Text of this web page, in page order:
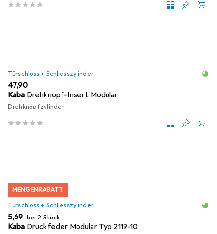
Türschloss + Schliesszylinder
EUR
47,90
Kaba Drehknopf-Insert Modular
Drehknopfzylinder
MENGENRABATT
Türschloss + Schliesszylinder
EUR
5,69 bei 2 Stück
Kaba Druckfeder Modular Typ 2119-10